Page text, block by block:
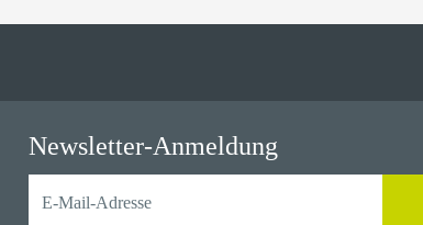
Newsletter-Anmeldung